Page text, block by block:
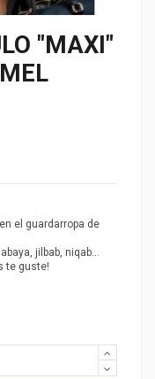
"MAXI"
el guardarropa de
jilbab, niqab...
te guste!